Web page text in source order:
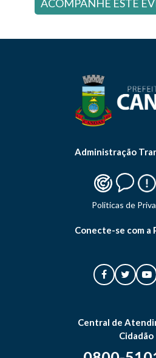
ACOMPANHE ESTE
Administração
Politicas de
Conecte-se com a
Central de
Cidadão